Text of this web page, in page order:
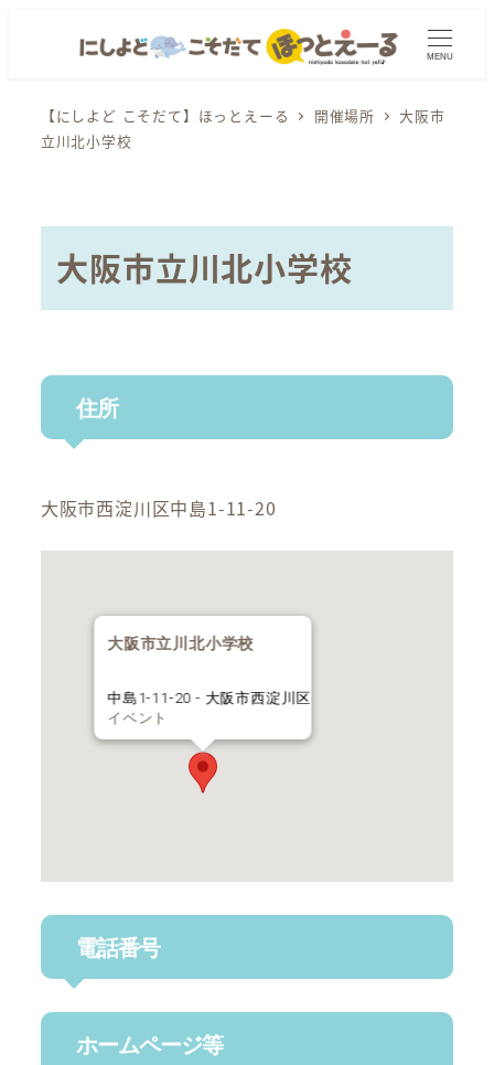
MENU
【にしよど こそだて】ほっとえーる 開催場所
大阪市
立川北小学校
大阪市立川北小学校
住所
大阪市西淀川区中島1-11-20
大阪市立川北小学校
中島1-11-20 - 大阪市西淀川区
イベント
電話番号
ホームページ等